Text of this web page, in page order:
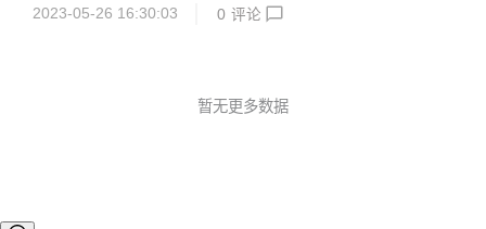
的部署选项：Goploy 支持...
更新，支持nginx管理
2023-05-26 16:30:03 0 评论
暂无更多数据